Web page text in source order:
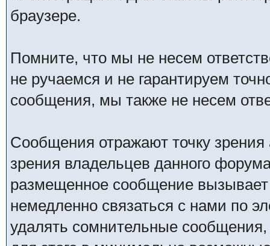
браузере.
Помните, что мы не несем
не ручаемся и не гарантируем
сообщения, мы также не несем
Сообщения отражают точку зрения
зрения владельцев данного
размещенное сообщение
немедленно связаться с нами по
удалять сомнительные